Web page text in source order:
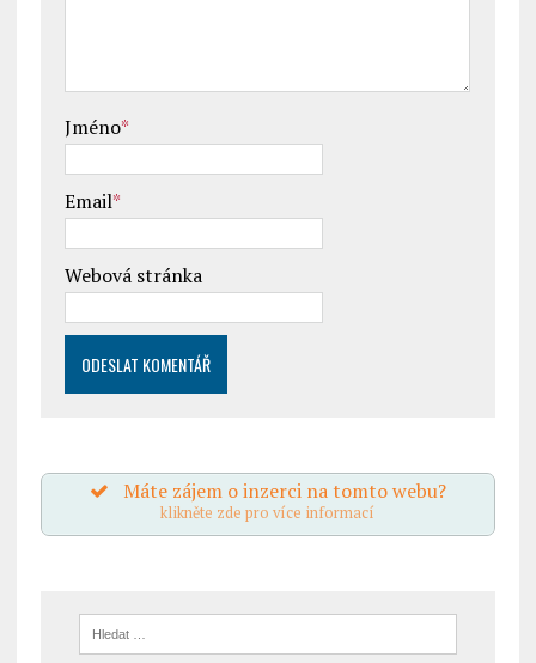
Jméno*
Email*
Webová stránka
Máte zájem o inzerci na tomto webu?
klikněte zde pro více informací